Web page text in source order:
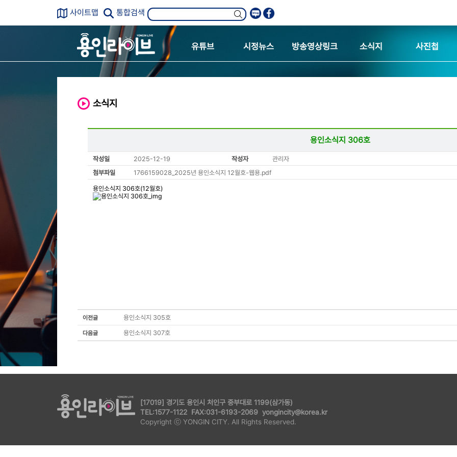
사이트맵 통합검색
유튜브 시정뉴스 방송영상링크 소식지 사진첩
소식지
용인소식지 306호
작성일 2025-12-19 작성자
관리자
첨부파일
1766159028_2025년 용인소식지 12월호-웹용.pdf
용인소식지 306호(12월호)
이전글 용인소식지 305호
다음글 용인소식지 307호
[17019] 경기도 용인시 처인구 중부대로 1199(삼가동)
TEL:1577-1122 FAX:031-6193-2069 yongincity@korea.kr
Copyright ⓒ YONGIN CITY. All Rights Reserved.